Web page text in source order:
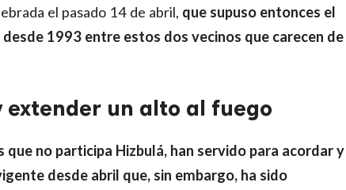
el pasado 14 de abril, que supuso entonces el
1993 entre estos dos vecinos que carecen de
extender un alto al fuego
que no participa Hizbulá, han servido para acordar y
desde abril que, sin embargo, ha sido